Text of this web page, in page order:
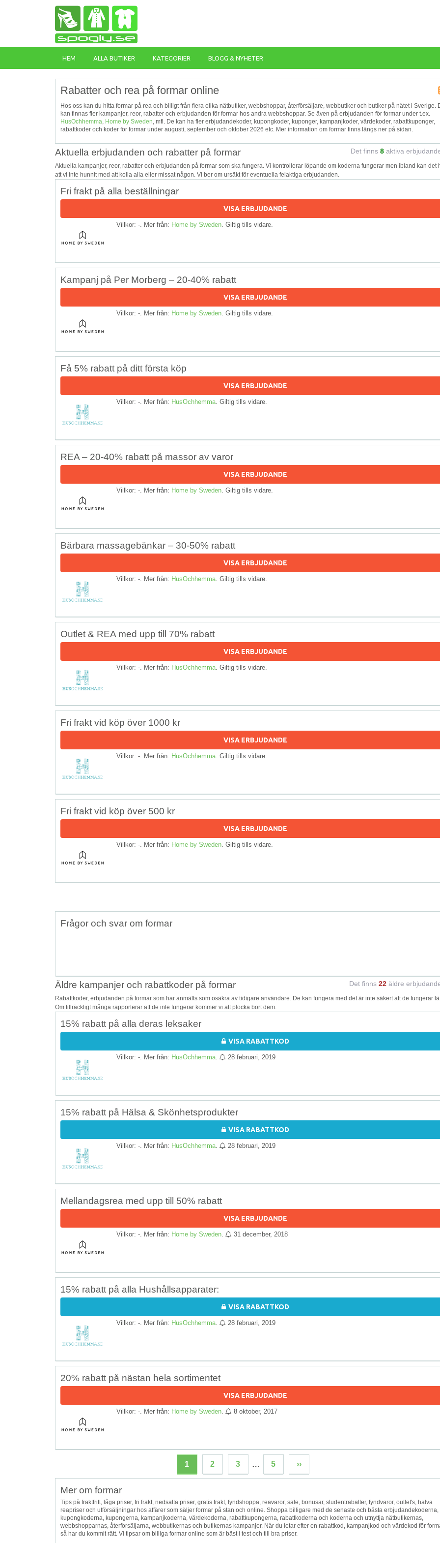
HEM ALLA BUTIKER KATEGORIER BLOGG & NYHETER
Rabatter och rea på formar online
Hos oss kan du hitta formar på rea och billigt från flera olika nätbutiker, webbshoppar, återförsäljare, webbutiker och butiker på nätet i Sverige.
kan finnas fler kampanjer, reor, rabatter och erbjudanden för formar hos andra webbshoppar. Se även på erbjudanden för formar under t.ex.
HusOchhemma, Home by Sweden, mfl. De kan ha fler erbjudandekoder, kupongkoder, kuponger, kampanjkoder, värdekoder, rabattkuponger,
rabattkoder och koder för formar under augusti, september och oktober 2026 etc. Mer information om formar finns längs ner på sidan.
Aktuella erbjudanden och rabatter på formar Det finns 8 aktiva
Aktuella kampanjer, reor, rabatter och erbjudanden på formar som ska fungera. Vi kontrollerar löpande om koderna fungerar men ibland kan det
att vi inte hunnit med att kolla alla eller missat någon. Vi ber om ursäkt för eventuella felaktiga erbjudanden.
Fri frakt på alla beställningar
VISA ERBJUDANDE
Villkor: -. Mer från: Home by Sweden . Giltig tills vidare.
Kampanj på Per Morberg – 20-40% rabatt
VISA ERBJUDANDE
Villkor: -. Mer från: Home by Sweden . Giltig tills vidare.
Få 5% rabatt på ditt första köp
VISA ERBJUDANDE
Villkor: -. Mer från: HusOchhemma . Giltig tills vidare.
REA – 20-40% rabatt på massor av varor
VISA ERBJUDANDE
Villkor: -. Mer från: Home by Sweden . Giltig tills vidare.
Bärbara massagebänkar – 30-50% rabatt
VISA ERBJUDANDE
Villkor: -. Mer från: HusOchhemma . Giltig tills vidare.
Outlet & REA med upp till 70% rabatt
VISA ERBJUDANDE
Villkor: -. Mer från: HusOchhemma . Giltig tills vidare.
Fri frakt vid köp över 1000 kr
VISA ERBJUDANDE
Villkor: -. Mer från: HusOchhemma . Giltig tills vidare.
Fri frakt vid köp över 500 kr
VISA ERBJUDANDE
Villkor: -. Mer från: Home by Sweden . Giltig tills vidare.
Frågor och svar om formar
Äldre kampanjer och rabattkoder på formar Det finns 22 äldre
Rabattkoder, erbjudanden på formar som har anmälts som osäkra av tidigare användare. De kan fungera med det är inte säkert att de fungerar
Om tillräckligt många rapporterar att de inte fungerar kommer vi att plocka bort dem.
15% rabatt på alla deras leksaker
VISA RABATTKOD
Villkor: -. Mer från: HusOchhemma 28 februari, 2019
15% rabatt på Hälsa & Skönhetsprodukter
VISA RABATTKOD
Villkor: -. Mer från: HusOchhemma 28 februari, 2019
Mellandagsrea med upp till 50% rabatt
VISA ERBJUDANDE
Villkor: -. Mer från: Home by Sweden 31 december, 2018
15% rabatt på alla Hushållsapparater:
VISA RABATTKOD
Villkor: -. Mer från: HusOchhemma 28 februari, 2019
20% rabatt på nästan hela sortimentet
VISA ERBJUDANDE
Villkor: -. Mer från: Home by Sweden 8 oktober, 2017
1 2 3 … 5 ››
Mer om formar
Tips på fraktfritt, låga priser, fri frakt, nedsatta priser, gratis frakt, fyndshoppa, reavaror, sale, bonusar, studentrabatter, fyndvaror, outlet's, halva
reapriser och utförsäljningar hos affärer som säljer formar på stan och online. Shoppa billigare med de senaste och bästa erbjudandekoderna,
kupongkoderna, kupongerna, kampanjkoderna, värdekoderna, rabattkupongerna, rabattkoderna och koderna och utnyttja nätbutikernas,
webbshopparnas, återförsäljarna, webbutikernas och butikernas kampanjer. När du letar efter en rabattkod, kampanjkod och värdekod för
så har du kommit rätt. Vi tipsar om billiga formar online som är bäst i test och till bra priser.